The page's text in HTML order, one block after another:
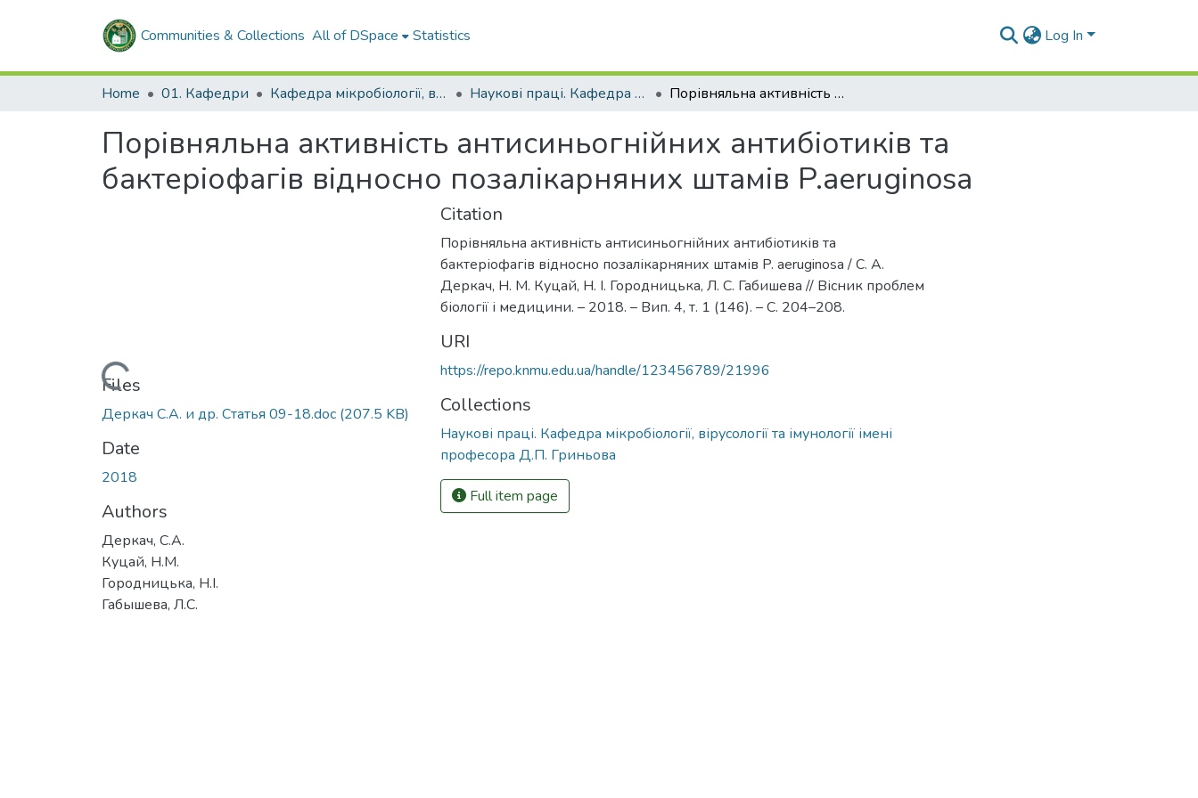
Communities & Collections All of DSpace Statistics Log In
Home 01. Кафедри Кафедра мікробіології, вірусології та імунології імені професора Д.П. Гриньова Наукові праці. Кафедра мікробіології, вірусології та імунології імені професора Д.П. Гриньова Порівняльна активність антисиньогнійних антибіотиків та бактеріофагів відносно позалікарняних штамів P.aeruginosa
Порівняльна активність антисиньогнійних антибіотиків та
бактеріофагів відносно позалікарняних штамів P.aeruginosa
Loading...
Files
Деркач С.А. и др. Статья 09-18.doc (207.5 KB)
Date
2018
Authors
Деркач, С.А.
Куцай, Н.М.
Городницька, Н.І.
Габышева, Л.С.
Citation
Порівняльна активність антисиньогнійних антибіотиків та
бактеріофагів відносно позалікарняних штамів P. aeruginosa / С. А.
Деркач, Н. М. Куцай, Н. І. Городницька, Л. С. Габишева // Вісник проблем
біології і медицини. – 2018. – Вип. 4, т. 1 (146). – С. 204–208.
URI
https://repo.knmu.edu.ua/handle/123456789/21996
Collections
Наукові праці. Кафедра мікробіології, вірусології та імунології імені
професора Д.П. Гриньова
Full item page